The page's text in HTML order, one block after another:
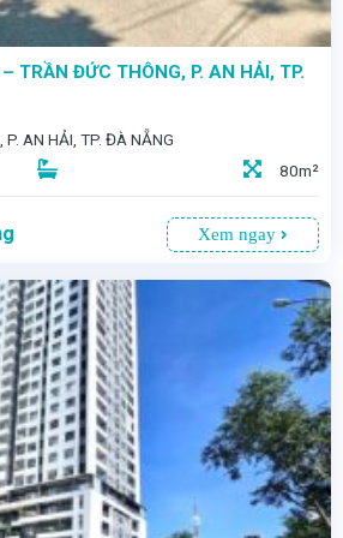
TRẦN ĐỨC THÔNG, P. AN HẢI, TP.
AN HẢI, TP. ĐÀ NẴNG
80m²
Xem ngay